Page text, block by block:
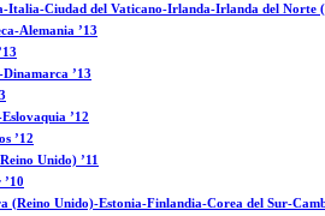
Italia-Ciudad del Vaticano-Irlanda-Irlanda del Norte
Alemania ’13
’13
’12
’12
Unido) ’11
(Reino Unido)-Estonia-Finlandia-Corea del Sur-